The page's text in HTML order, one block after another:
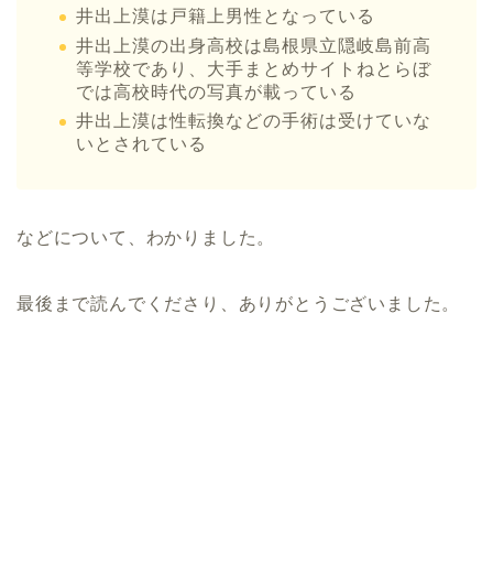
井出上漠は戸籍上男性となっている
井出上漠の出身高校は島根県立隠岐島前高
等学校であり、大手まとめサイトねとらぼ
では高校時代の写真が載っている
井出上漠は性転換などの手術は受けていな
いとされている
などについて、わかりました。
最後まで読んでくださり、ありがとうございました。